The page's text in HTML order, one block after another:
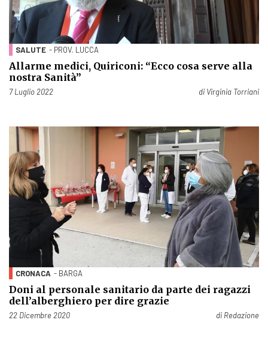
SALUTE - PROV. LUCCA
Allarme medici, Quiriconi: “Ecco cosa serve alla
nostra Sanità”
Pubblicato il
7 Luglio 2022 di Virginia Torriani
CRONACA - BARGA
Doni al personale sanitario da parte dei ragazzi
dell’alberghiero per dire grazie
Pubblicato il
22 Dicembre 2020 di Redazione